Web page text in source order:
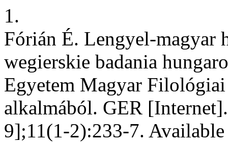
1.
Fórián É. Lengyel-magyar
wegierskie badania
Egyetem Magyar
alkalmából. GER
9];11(1-2):233-7.